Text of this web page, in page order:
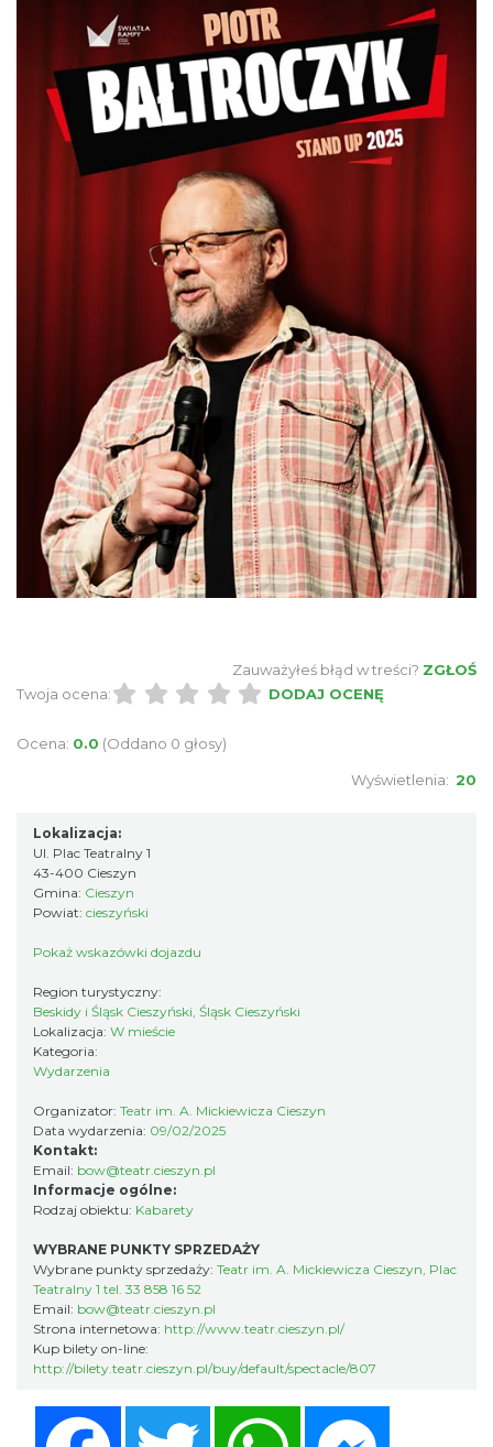
Ślad. Litera. Piksel. Wystawa z okazji 30-
lecia Muzeum Drukarstwa w Cieszynie
Cieszyn
2026-08-14
0.21 km
Cieszyn
Cieszyn
Cieszyn
0.21 km
Cieszyn
Zauważyłeś błąd w treści? ZGŁOŚ
Twoja ocena:
DODAJ OCENĘ
Ocena: 0.0 (Oddano 0 głosy)
Wyświetlenia: 20
Lokalizacja:
Ul. Plac Teatralny 1
43-400 Cieszyn
Gmina: Cieszyn
Powiat: cieszyński
Pokaż wskazówki dojazdu
Region turystyczny:
Beskidy i Śląsk Cieszyński, Śląsk Cieszyński
Lokalizacja: W mieście
Kategoria:
Wydarzenia
Organizator: Teatr im. A. Mickiewicza Cieszyn
Data wydarzenia: 09/02/2025
Kontakt:
Email: bow@teatr.cieszyn.pl
Informacje ogólne:
Rodzaj obiektu: Kabarety
WYBRANE PUNKTY SPRZEDAŻY
Wybrane punkty sprzedaży: Teatr im. A. Mickiewicza Cieszyn, Plac
Teatralny 1 tel. 33 858 16 52
Email: bow@teatr.cieszyn.pl
Strona internetowa: http://www.teatr.cieszyn.pl/
Kup bilety on-line:
http://bilety.teatr.cieszyn.pl/buy/default/spectacle/807
Twitter WhatsApp